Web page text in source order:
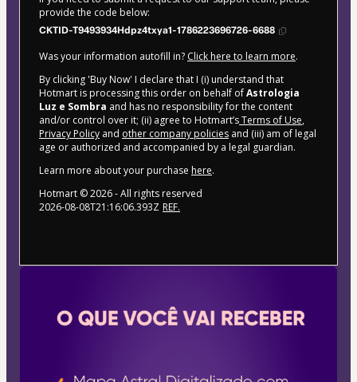
provide the code below:
CKTID-T9493934Hdpz4txya1-1786223696726-6688
Was your information autofill in? Click here to learn more.
By clicking 'Buy Now' I declare that I (i) understand that
Hotmart is processing this order on behalf ofAstrologia
Luz e Sombra and has no responsibility for the content
and/or control over it; (ii) agree to Hotmart’sTerms of Use,
Privacy Policy and other company policies and (iii) am of legal
age or authorized and accompanied by a legal guardian.
Learn more about your purchase here.
Hotmart ©2026- All rights reserved
2026-08-08T21:16:06.393Z REF.